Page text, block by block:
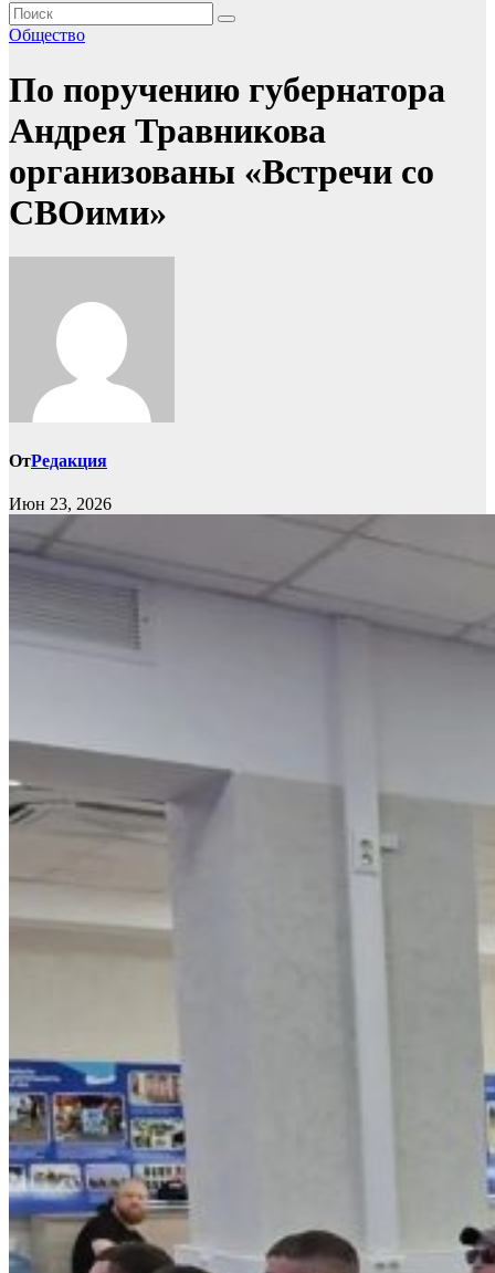
Общество
По поручению губернатора
Андрея Травникова
организованы «Встречи со
СВОими»
ОтРедакция
Июн 23, 2026